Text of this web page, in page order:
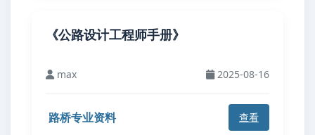
《公路设计工程师手册》
max 2025-08-16
路桥专业资料 查看